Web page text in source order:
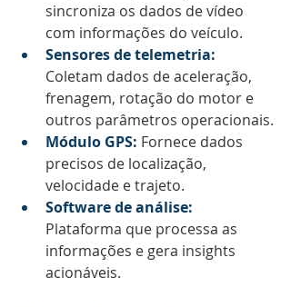
sincroniza os dados de vídeo
com informações do veículo.
Sensores de telemetria:
Coletam dados de aceleração,
frenagem, rotação do motor e
outros parâmetros operacionais.
Módulo GPS: Fornece dados
precisos de localização,
velocidade e trajeto.
Software de análise:
Plataforma que processa as
informações e gera insights
acionáveis.